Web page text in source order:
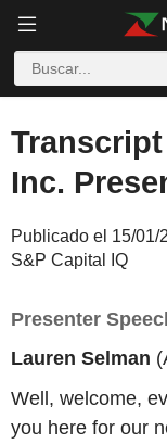
Inc.
Publicado el 15/01/
S&P Capital IQ
Presenter
Lauren Selman
Well, welcome,
you here for our